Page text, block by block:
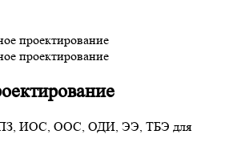
ПЗ, ИОС, ООС, ОДИ, ЭЭ, ТБЭ для